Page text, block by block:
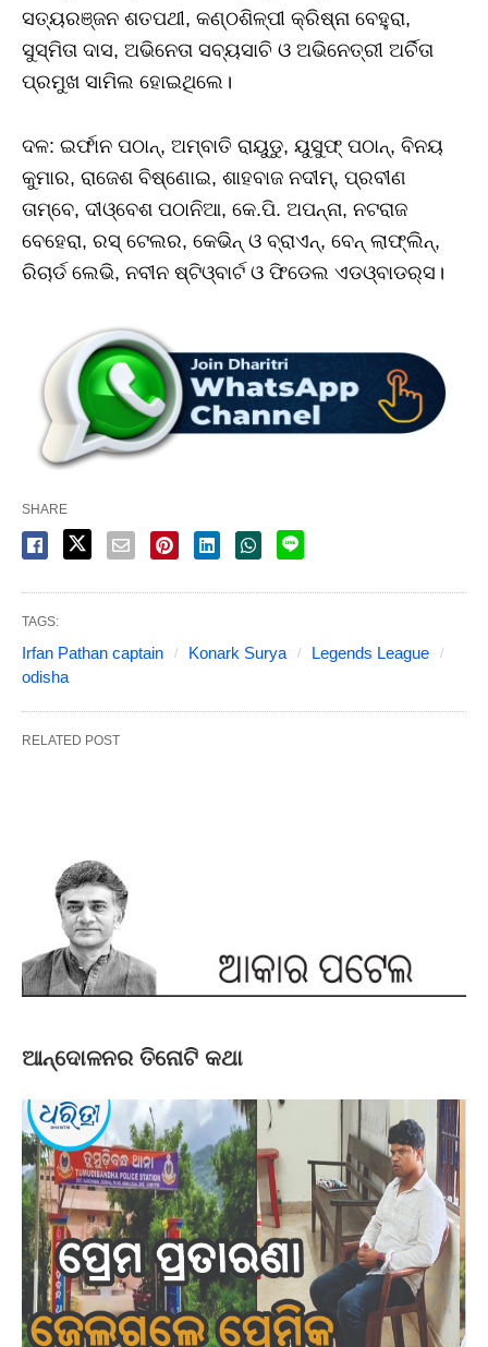
ସତ୍ୟରଞ୍ଜନ ଶତପଥୀ, କଣ୍ଠଶିଳ୍ପୀ କ୍ରିଷ୍ନା ବେହୁରା,
ସୁସ୍ମିତା ଦାସ, ଅଭିନେତା ସବ୍ୟସାଚି ଓ ଅଭିନେତ୍ରୀ ଅର୍ଚିତା
ପ୍ରମୁଖ ସାମିଲ ହୋଇଥିଲେ।
ଦଳ: ଇର୍ଫାନ ପଠାନ୍‌, ଅମ୍ବାତି ରାୟୁଡୁ, ୟୁସୁଫ୍‌ ପଠାନ୍‌, ବିନୟ
କୁମାର, ରାଜେଶ ବିଷ୍ଣୋଇ, ଶାହବାଜ ନଦୀମ୍‌, ପ୍ରବୀଣ
ତାମ୍ବେ, ଦୀଓ୍ବେଶ ପଠାନିଆ, କେ.ପି. ଅପନ୍ନା, ନଟରାଜ
ବେହେରା, ରସ୍‌ ଟେଲର, କେଭିନ୍‌ ଓ ବ୍ରାଏନ୍‌, ବେନ୍‌ ଲାଫ୍‌ଲିନ୍‌,
ରିଚାର୍ଡ ଲେଭି, ନବୀନ ଷ୍ଟିଓ୍ବାର୍ଟ ଓ ଫିଡେଲ ଏଡଓ୍ବାଡର୍‌ସ।
SHARE
TAGS:
Irfan Pathan captain Konark Surya
Legends League
odisha
RELATED POST
ଆନ୍ଦୋଳନର ତିନୋଟି କଥା